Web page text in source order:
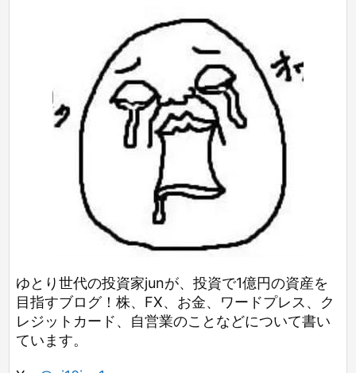
ゆとり世代の投資家junが、投資で1億円の資産を
目指すブログ！株、FX、お金、ワードプレス、ク
レジットカード、自営業のことなどについて書い
ています。